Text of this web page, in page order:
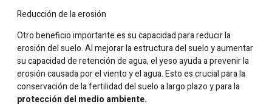
Reducción de la erosión
Otro beneficio importante es su capacidad para reducir la
erosión del suelo. Al mejorar la estructura del suelo y aumentar
su capacidad de retención de agua, el yeso ayuda a prevenir la
erosión causada por el viento y el agua. Esto es crucial para la
conservación de la fertilidad del suelo a largo plazo y para la
protección del medio ambiente.